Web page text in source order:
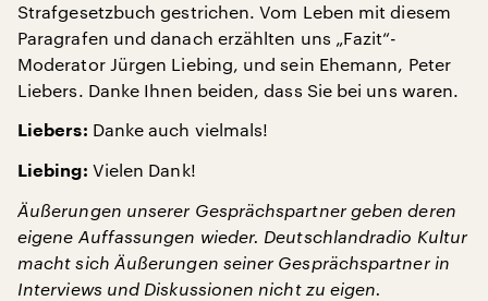
Strafgesetzbuch gestrichen. Vom Leben mit diesem
Paragrafen und danach erzählten uns „Fazit“-
Moderator Jürgen Liebing, und sein Ehemann, Peter
Liebers. Danke Ihnen beiden, dass Sie bei uns waren.
Liebers: Danke auch vielmals!
Liebing: Vielen Dank!
Äußerungen unserer Gesprächspartner geben deren
eigene Auffassungen wieder. Deutschlandradio Kultur
macht sich Äußerungen seiner Gesprächspartner in
Interviews und Diskussionen nicht zu eigen.